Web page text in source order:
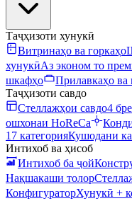
Таҷҳизоти хунукӣ
Витринаҳо ва горкаҳо
хунукӣАз эконом то
шкафҳо
Прилавкаҳо ва
Таҷҳизоти савдо
Стеллажҳои савдо4
ошхонаи HoReCa
17 категорияКушодани
Интихоб ва ҳисоб
Интихоб ба ҷой
Нақшакаши толор
КонфигураторХунукӣ +